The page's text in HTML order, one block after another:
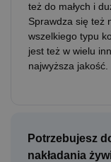
też do małych i
Sprawdza się też
wszelkiego typu
jest też w wielu
najwyższa jakość.
Potrzebujesz
nakładania